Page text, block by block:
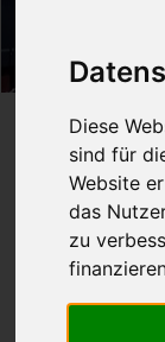
Diese
sind für
Website
das
zu
Startseite»B30